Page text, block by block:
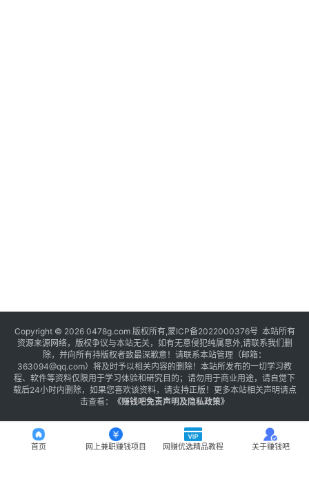
Copyright © 2026 0478g.com 版权所有,蒙ICP备2022000376号 本站所有
资源来源网络，版权争议与本站无关，如有无意侵犯纯属意外,请联系我们删
除，并向所有持版权者致最深歉意！请联系本站管理（邮箱：
363094@qq.com）将及时予以相关内容的删除！本站所发布的一切学习教
程、软件等资料仅限用于学习体验和研究目的；请勿用于商业用途，请自觉下
载后24小时内删除，如果您喜欢该资料，请支持正版！更多本站相关声明请点
击查看：
《赚钱吧免责声明及隐私政策》
首页 网上兼职赚钱项目 网赚优选精品教程 关于赚钱吧